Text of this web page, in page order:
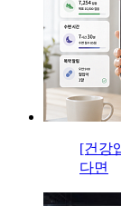
[건강
다면